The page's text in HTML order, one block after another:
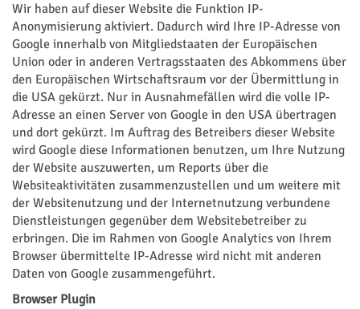
Wir haben auf dieser Website die Funktion IP-
Anonymisierung aktiviert. Dadurch wird Ihre IP-Adresse von
Google innerhalb von Mitgliedstaaten der Europäischen
Union oder in anderen Vertragsstaaten des Abkommens über
den Europäischen Wirtschaftsraum vor der Übermittlung in
die USA gekürzt. Nur in Ausnahmefällen wird die volle IP-
Adresse an einen Server von Google in den USA übertragen
und dort gekürzt. Im Auftrag des Betreibers dieser Website
wird Google diese Informationen benutzen, um Ihre Nutzung
der Website auszuwerten, um Reports über die
Websiteaktivitäten zusammenzustellen und um weitere mit
der Websitenutzung und der Internetnutzung verbundene
Dienstleistungen gegenüber dem Websitebetreiber zu
erbringen. Die im Rahmen von Google Analytics von Ihrem
Browser übermittelte IP-Adresse wird nicht mit anderen
Daten von Google zusammengeführt.
Browser Plugin